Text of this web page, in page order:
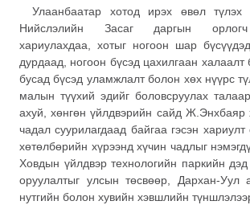
Улаанбаатар хотод ирэх өвөл түлэх
Нийслэлийн Засаг даргын орлогч
хариулахдаа, хотыг ногоон шар
дурдаад, ногоон бүсэд цахилгаан
бусад бүсэд уламжлалт болон хөх нүүрс
малын түүхий эдийг боловсруулах
ахуй, хөнгөн үйлдвэрийн сайд Ж.Энхбаяр
чадал суурилагдаад байгаа гэсэн хариулт
хөтөлбөрийн хүрээнд хүчин чадлыг
Ховдын үйлдвэр технологийн паркийн
оруулалтыг улсын төсвөөр, Дархан-Уул
нутгийн болон хувийн хэвшлийн